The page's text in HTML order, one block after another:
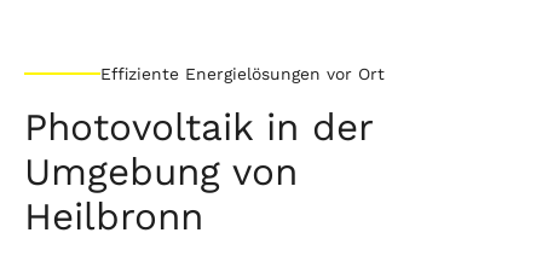
Effiziente Energielösungen vor Ort
Photovoltaik in der
Umgebung von
Heilbronn